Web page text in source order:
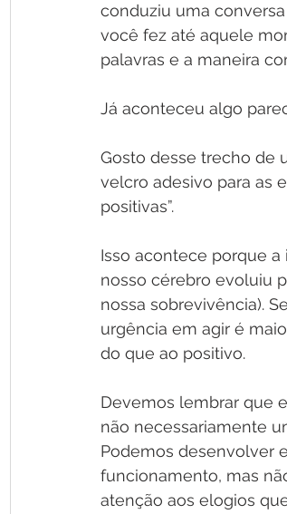
conduziu uma
você fez até aquele
palavras e a maneira
Já aconteceu algo
Gosto desse trecho de
velcro adesivo para as
positivas”.
Isso acontece porque
nosso cérebro evoluiu
nossa sobrevivência).
urgência em agir é
do que ao positivo.
Devemos lembrar que
não necessariamente
Podemos desenvolver
funcionamento, mas
atenção aos elogios